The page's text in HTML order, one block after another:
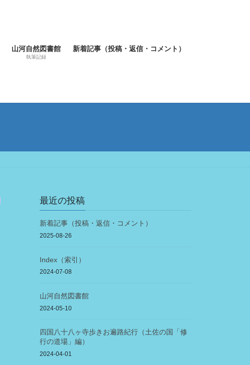
山河自然図書館
執筆記録
新着記事（投稿・返信・コメント）
最近の投稿
新着記事（投稿・返信・コメント）
2025-08-26
Index（索引）
2024-07-08
山河自然図書館
2024-05-10
四国八十八ヶ寺歩きお遍路紀行（土佐の国「修
行の道場」編）
2024-04-01